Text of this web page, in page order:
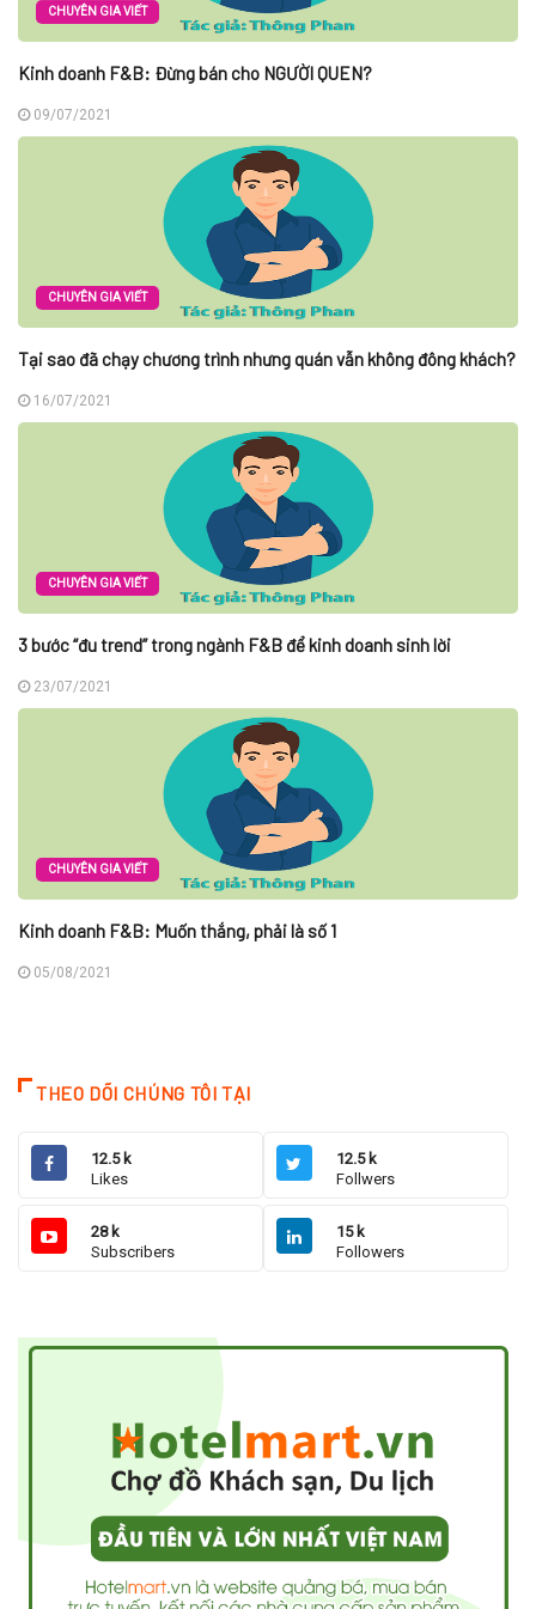
CHUYÊN GIA VIẾT
Kinh doanh F&B: Đừng bán cho NGƯỜI QUEN?
09/07/2021
CHUYÊN GIA VIẾT
Tại sao đã chạy chương trình nhưng quán vẫn không đông khách?
16/07/2021
CHUYÊN GIA VIẾT
3 bước “đu trend” trong ngành F&B để kinh doanh sinh lời
23/07/2021
CHUYÊN GIA VIẾT
Kinh doanh F&B: Muốn thắng, phải là số 1
05/08/2021
THEO DÕI CHÚNG TÔI TẠI
12.5 k
Likes
12.5 k
Follwers
28 k
Subscribers
15 k
Followers